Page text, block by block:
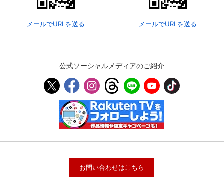
メールでURLを送る メールでURLを送る
公式ソーシャルメディアのご紹介
お問い合わせはこちら